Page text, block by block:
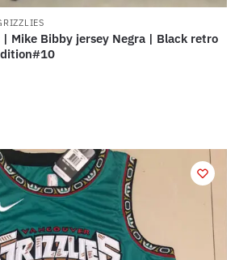
Mike Bibby jersey Negra | Black retro